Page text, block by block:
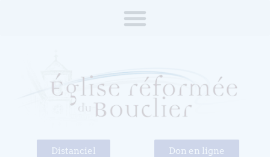
Distanciel Don en ligne